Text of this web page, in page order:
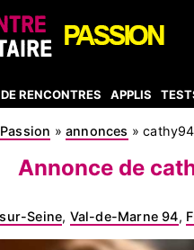
RENCONTRES APPLIS
»annonces »cathy94
Annonce de
Seine, Val-de-Marne 94,